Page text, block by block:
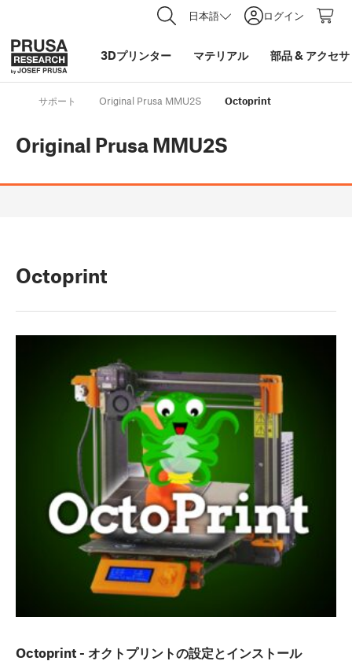
日本語 ログイン
3Dプリンター マテリアル 部品& アクセ
サポート Original Prusa MMU2S Octoprint
Original Prusa MMU2S
Octoprint
Octoprint - オクトプリントの設定とインストール